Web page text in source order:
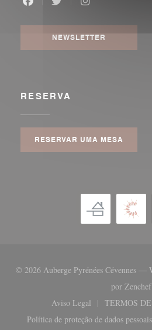
NEWSLETTER
RESERVA
RESERVAR UMA MESA
© 2026 Auberge Pyrénées Cévennes —
por Zenchef
Aviso Legal
((abre numa nova
TERMOS
Política de proteção de dados pessoais
((abre numa